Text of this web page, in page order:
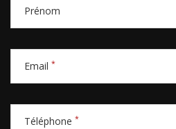
Prénom
Email *
Téléphone *